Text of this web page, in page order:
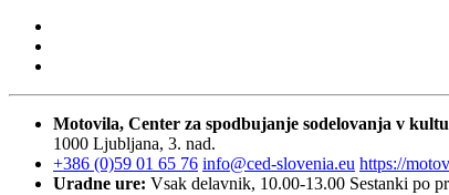
Motovila, Center za spodbujanje sodelovanja v
1000 Ljubljana, 3. nad.
+386 (0)59 01 65 76 info@ced-slovenia.eu https://
Uradne ure: Vsak delavnik, 10.00-13.00 Sestanki po